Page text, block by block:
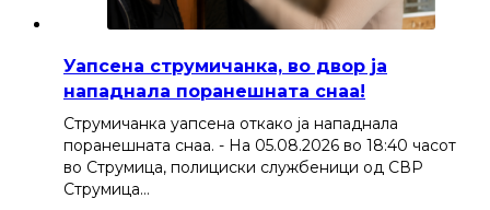
Уапсена струмичанка, во двор ја
нападнала поранешната снаа!
Струмичанка уапсена откако ја нападнала
поранешната снаа. - На 05.08.2026 во 18:40 часот
во Струмица, полициски службеници од СВР
Струмица…